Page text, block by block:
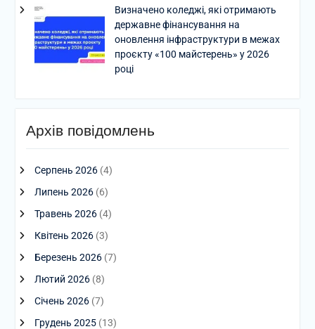
Визначено коледжі, які отримають
державне фінансування на
оновлення інфраструктури в межах
проєкту «100 майстерень» у 2026
році
Архів повідомлень
Серпень 2026(4)
Липень 2026(6)
Травень 2026(4)
Квітень 2026(3)
Березень 2026(7)
Лютий 2026(8)
Січень 2026(7)
Грудень 2025(13)